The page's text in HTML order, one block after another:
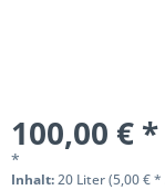
100,00 € *
*
Inhalt:20 Liter (5,00 €